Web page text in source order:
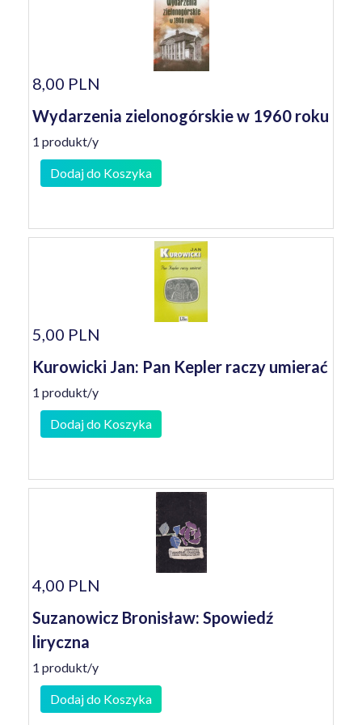
8,00 PLN
Wydarzenia zielonogórskie w 1960 roku
1 produkt/y
Dodaj do Koszyka
5,00 PLN
Kurowicki Jan: Pan Kepler raczy umierać
1 produkt/y
Dodaj do Koszyka
4,00 PLN
Suzanowicz Bronisław: Spowiedź
liryczna
1 produkt/y
Dodaj do Koszyka